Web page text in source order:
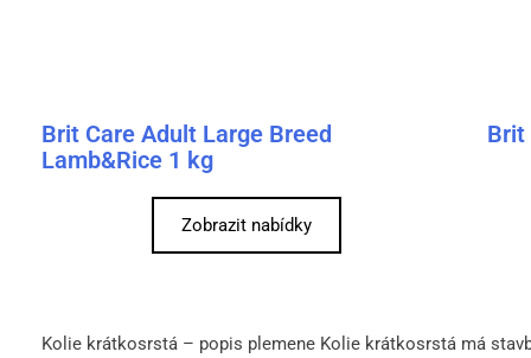
Brit Care Adult Large Breed
Lamb&Rice 1 kg
Zobrazit nabídky
Brit
Kolie krátkosrstá – popis plemene Kolie krátkosrstá má